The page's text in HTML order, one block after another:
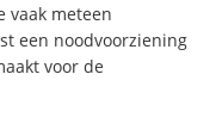
vaak meteen
een noodvoorziening
voor de